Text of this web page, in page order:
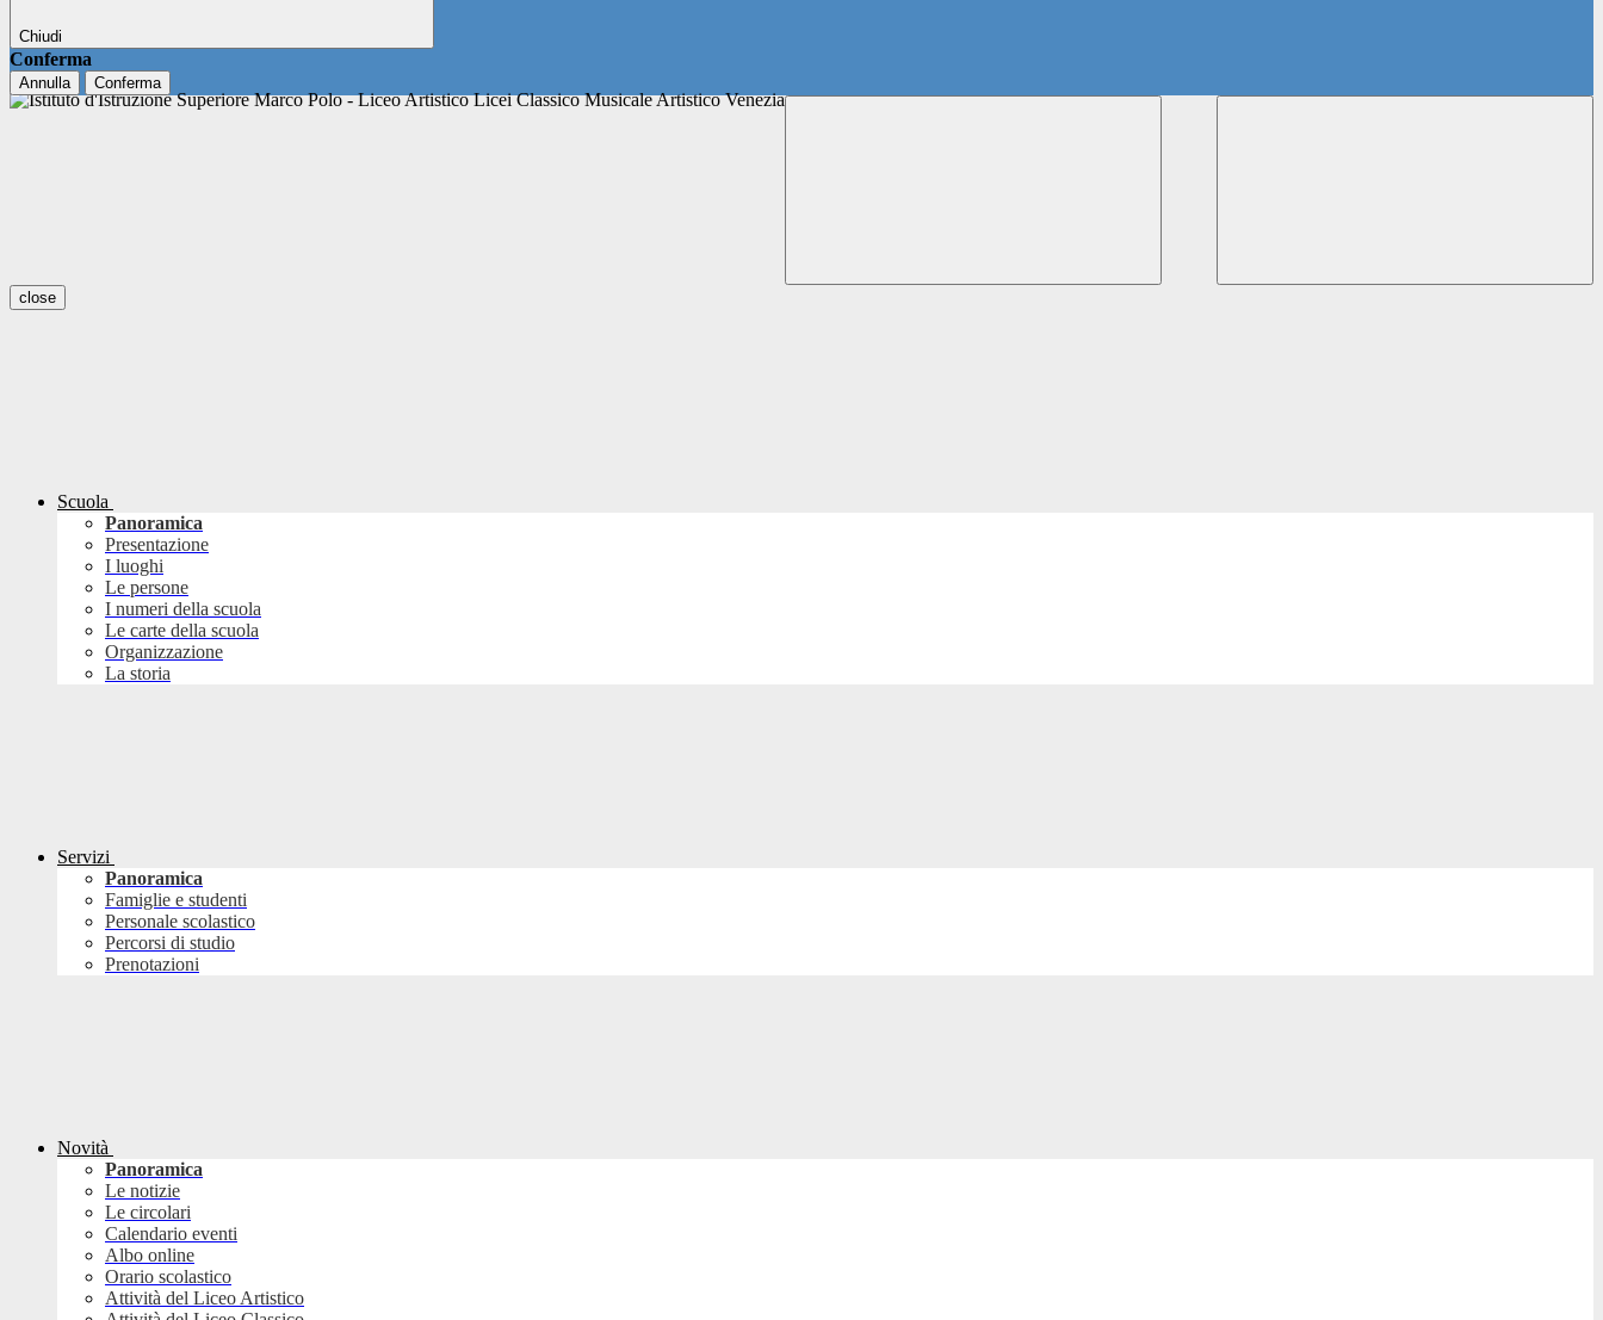
Chiudi
Conferma
Annulla Conferma
close
Scuola
Panoramica
Presentazione
I luoghi
Le persone
I numeri della scuola
Le carte della scuola
Organizzazione
La storia
Servizi
Panoramica
Famiglie e studenti
Personale scolastico
Percorsi di studio
Prenotazioni
Novità
Panoramica
Le notizie
Le circolari
Calendario eventi
Albo online
Orario scolastico
Attività del Liceo Artistico